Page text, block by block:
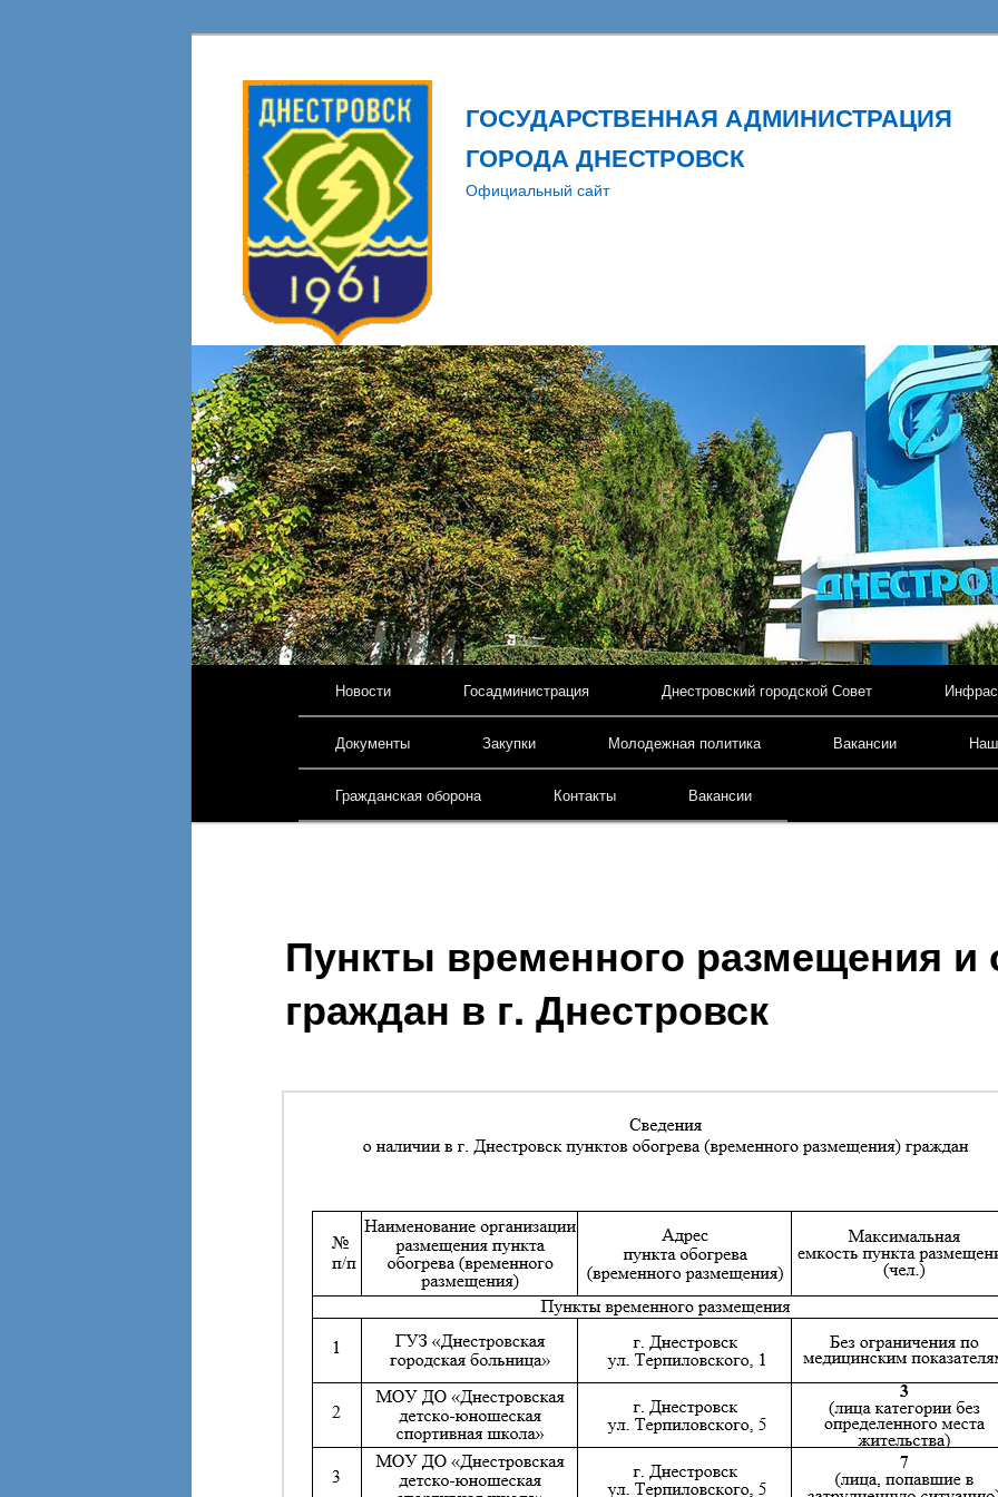
ГОСУДАРСТВЕННАЯ АДМИНИСТРАЦИЯ
ГОРОДА ДНЕСТРОВСК
Официальный сайт
Перейти к основному содержимому
Новости Госадминистрация Днестровский городской Совет
Документы Закупки Молодежная политика Вакансии
Гражданская оборона Контакты Вакансии
Пункты временного размещения и
граждан в г. Днестровск